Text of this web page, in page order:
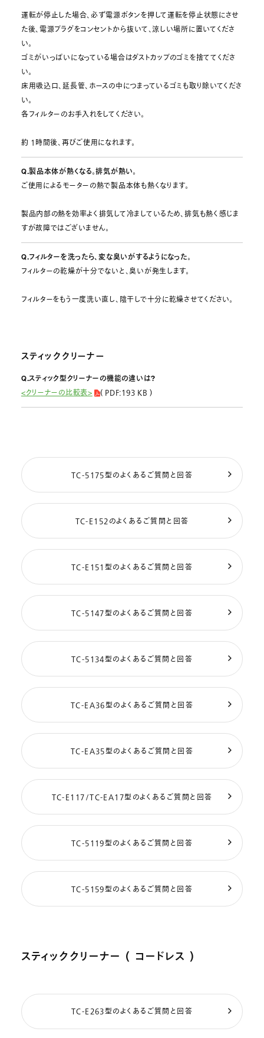
運転が停止した場合、必ず電源ボタンを押して運転を停止状態にさせ
た後、電源プラグをコンセントから抜いて、涼しい場所に置いてくださ
い。
ゴミがいっぱいになっている場合はダストカップのゴミを捨ててくださ
い。
床用吸込口、延長管、ホースの中につまっているゴミも取り除いてくださ
い。
各フィルターのお手入れをしてください。
約 1時間後、再びご使用になれます。
Q.製品本体が熱くなる。排気が熱い。
ご使用によるモーターの熱で製品本体も熱くなります。
製品内部の熱を効率よく排気して冷ましているため、排気も熱く感じま
すが故障ではございません。
Q.フィルターを洗ったら、変な臭いがするようになった。
フィルターの乾燥が十分でないと、臭いが発生します。
フィルターをもう一度洗い直し、陰干しで十分に乾燥させてください。
スティッククリーナー
Q.スティック型クリーナーの機能の違いは?
<クリーナーの比較表> ( PDF:193 KB )
TC-5175型のよくあるご質問と回答
TC-E152のよくあるご質問と回答
TC-E151型のよくあるご質問と回答
TC-5147型のよくあるご質問と回答
TC-5134型のよくあるご質問と回答
TC-EA36型のよくあるご質問と回答
TC-EA35型のよくあるご質問と回答
TC-E117/TC-EA17型のよくあるご質問と回答
TC-5119型のよくあるご質問と回答
TC-5159型のよくあるご質問と回答
スティッククリーナー ( コードレス )
TC-E263型のよくあるご質問と回答